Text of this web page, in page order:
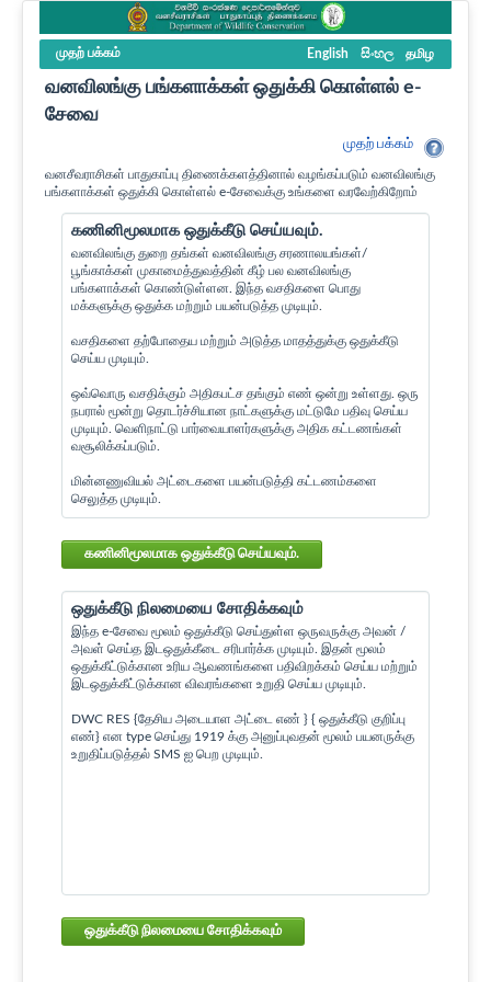
முதற் பக்கம் English සිංහල தமிழ
வனவிலங்கு பங்களாக்கள் ஒதுக்கி கொள்ளல் e-
சேவை
முதற் பக்கம்
வனசீவராசிகள் பாதுகாப்பு திணைக்களத்தினால் வழங்கப்படும் வனவிலங்கு
பங்களாக்கள் ஒதுக்கி கொள்ளல் e-சேவைக்கு உங்களை வரவேற்கிறோம்
கணினிமூலமாக ஒதுக்கீடு செய்யவும்.
வனவிலங்கு துறை தங்கள் வனவிலங்கு சரணாலயங்கள்/
பூங்காக்கள் முகாமைத்துவத்தின் கீழ் பல வனவிலங்கு
பங்களாக்கள் கொண்டுள்ளன. இந்த வசதிகளை பொது
மக்களுக்கு ஒதுக்க மற்றும் பயன்படுத்த முடியும்.
வசதிகளை தற்போதைய மற்றும் அடுத்த மாதத்துக்கு ஒதுக்கீடு
செய்ய முடியும்.
ஒவ்வொரு வசதிக்கும் அதிகபட்ச தங்கும் எண் ஒன்று உள்ளது. ஒரு
நபரால் மூன்று தொடர்ச்சியான நாட்களுக்கு மட்டுமே பதிவு செய்ய
முடியும். வெளிநாட்டு பார்வையாளர்களுக்கு அதிக கட்டணங்கள்
வசூலிக்கப்படும்.
மின்னணுவியல் அட்டைகளை பயன்படுத்தி கட்டணம்களை
செலுத்த முடியும்.
கணினிமூலமாக ஒதுக்கீடு செய்யவும்.
ஒதுக்கீடு நிலமையை சோதிக்கவும்
இந்த e-சேவை மூலம் ஒதுக்கீடு செய்துள்ள ஒருவருக்கு அவன் /
அவள் செய்த இடஒதுக்கீடை சரிபார்க்க முடியும். இதன் மூலம்
ஒதுக்கீட்டுக்கான உரிய ஆவணங்களை பதிவிறக்கம் செய்ய மற்றும்
இடஒதுக்கீட்டுக்கான விவரங்களை உறுதி செய்ய முடியும்.
DWC RES {தேசிய அடையாள அட்டை எண் } { ஒதுக்கீடு குறிப்பு
எண்} என type செய்து 1919 க்கு அனுப்புவதன் மூலம் பயனருக்கு
உறுதிப்படுத்தல் SMS ஐ பெற முடியும்.
ஒதுக்கீடு நிலமையை சோதிக்கவும்